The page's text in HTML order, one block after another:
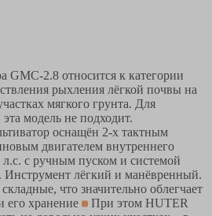
GMC-2.8 относится к категории
рыхления лёгкой почвы на
мягкого грунта. Для
модель не подходит.
оснащён 2-х тактным
двигателем внутреннего
с ручным пуском и системой
Инструмент лёгкий и манёвренный.
что значительно облегчает
его хранение
При этом HUTER